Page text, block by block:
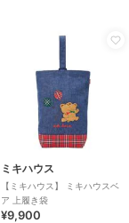
ミキハウス
【ミキハウス】 ミキハウスベ
ア 上履き袋
¥9,900